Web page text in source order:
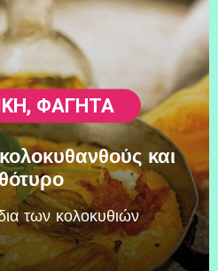
, ΦΑΓΗΤΆ
και
των κολοκυθιών